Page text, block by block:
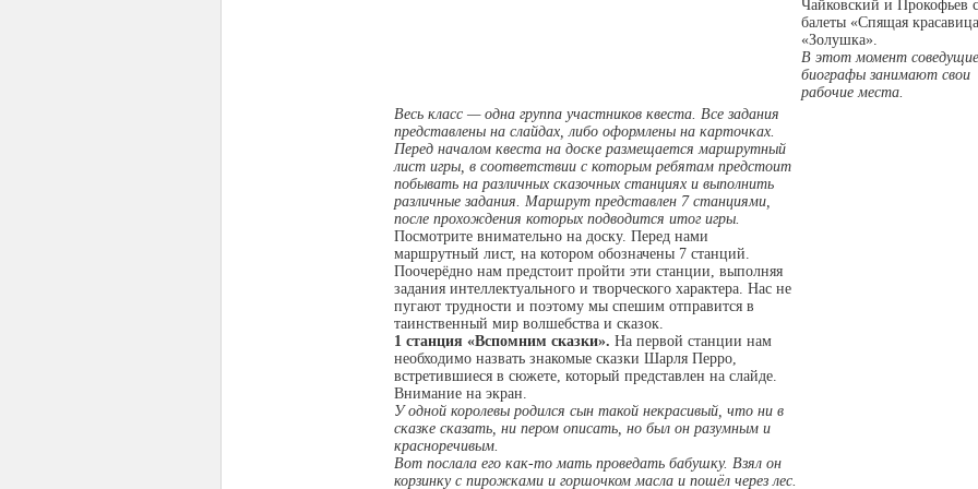
Чайковский и Прокофьев
балеты «Спящая
«Золушка».
В этот момент
биографы занимают свои
рабочие места.
Весь класс — одна группа участников квеста. Все задания
представлены на слайдах, либо оформлены на карточках.
Перед началом квеста на доске размещается маршрутный
лист игры, в соответствии с которым ребятам предстоит
побывать на различных сказочных станциях и выполнить
различные задания. Маршрут представлен 7 станциями,
после прохождения которых подводится итог игры.
Посмотрите внимательно на доску. Перед нами
маршрутный лист, на котором обозначены 7 станций.
Поочерёдно нам предстоит пройти эти станции, выполняя
задания интеллектуального и творческого характера. Нас не
пугают трудности и поэтому мы спешим отправится в
таинственный мир волшебства и сказок.
1 станция «Вспомним сказки». На первой станции нам
необходимо назвать знакомые сказки Шарля Перро,
встретившиеся в сюжете, который представлен на слайде.
Внимание на экран.
У одной королевы родился сын такой некрасивый, что ни в
сказке сказать, ни пером описать, но был он разумным и
красноречивым.
Вот послала его как-то мать проведать бабушку. Взял он
корзинку с пирожками и горшочком масла и пошёл через лес.